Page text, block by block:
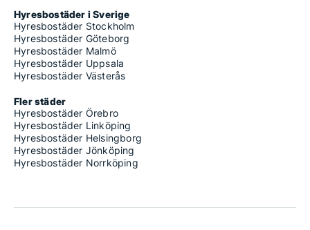
Hyresbostäder i Sverige
Hyresbostäder Stockholm
Hyresbostäder Göteborg
Hyresbostäder Malmö
Hyresbostäder Uppsala
Hyresbostäder Västerås
Fler städer
Hyresbostäder Örebro
Hyresbostäder Linköping
Hyresbostäder Helsingborg
Hyresbostäder Jönköping
Hyresbostäder Norrköping